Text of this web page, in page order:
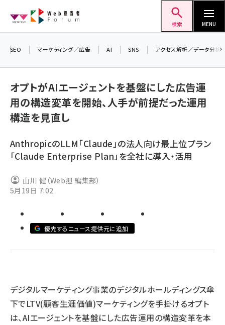
ン
検索 MENU
seo (3541)
youtube (2449)
セミナー (2318)
meo (1282)
SEO マーケティング／広告 AI SNS アクセス解析／データ分析
オプトがAIエージェントを基盤にした広告運
用の構造変革を開始、人手が前提だった運用
構造を見直し
AnthropicのLLM「Claude」の法人向け最上位プラン
「Claude Enterprise Plan」を全社に導入・活用
山川 健（Web担 編集部）
5月19日 7:02
優先するニュース提供元に追加
デジタルマーケティング事業のデジタルホールディングス傘
下でLTV(顧客生涯価値)マーケティングを手掛けるオプト
は、AIエージェントを基盤にした広告運用の構造変革を本